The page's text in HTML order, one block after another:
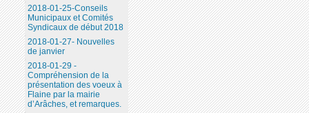
2018-01-25-Conseils
Municipaux et Comités
Syndicaux de début 2018
2018-01-27- Nouvelles
de janvier
2018-01-29 -
Compréhension de la
présentation des voeux à
Flaine par la mairie
d’Arâches, et remarques.